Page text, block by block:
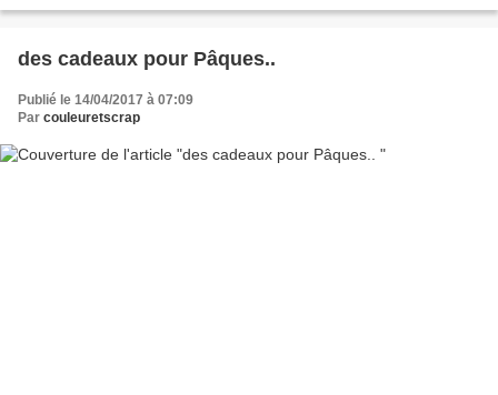
des cadeaux pour Pâques..
Publié le 14/04/2017 à 07:09
Par couleuretscrap